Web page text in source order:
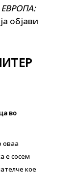
ја објави
во
оваа
е сосем
кое